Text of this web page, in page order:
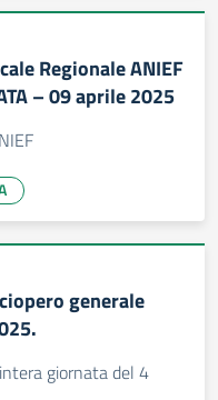
Regionale ANIEF
– 09 aprile 2025
generale
giornata del 4